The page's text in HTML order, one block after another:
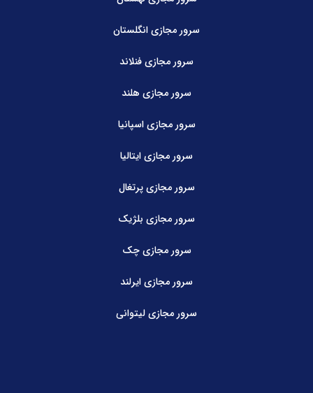
سرور مجازی انگلستان
سرور مجازی فنلاند
سرور مجازی هلند
سرور مجازی اسپانیا
سرور مجازی ایتالیا
سرور مجازی پرتغال
سرور مجازی بلژیک
سرور مجازی چک
سرور مجازی ایرلند
سرور مجازی لیتوانی